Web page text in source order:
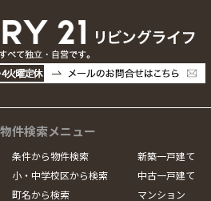
物件検索メニュー
条件から物件検索
小・中学校区から検索
町名から検索
新築一戸建て
中古一戸建て
マンション